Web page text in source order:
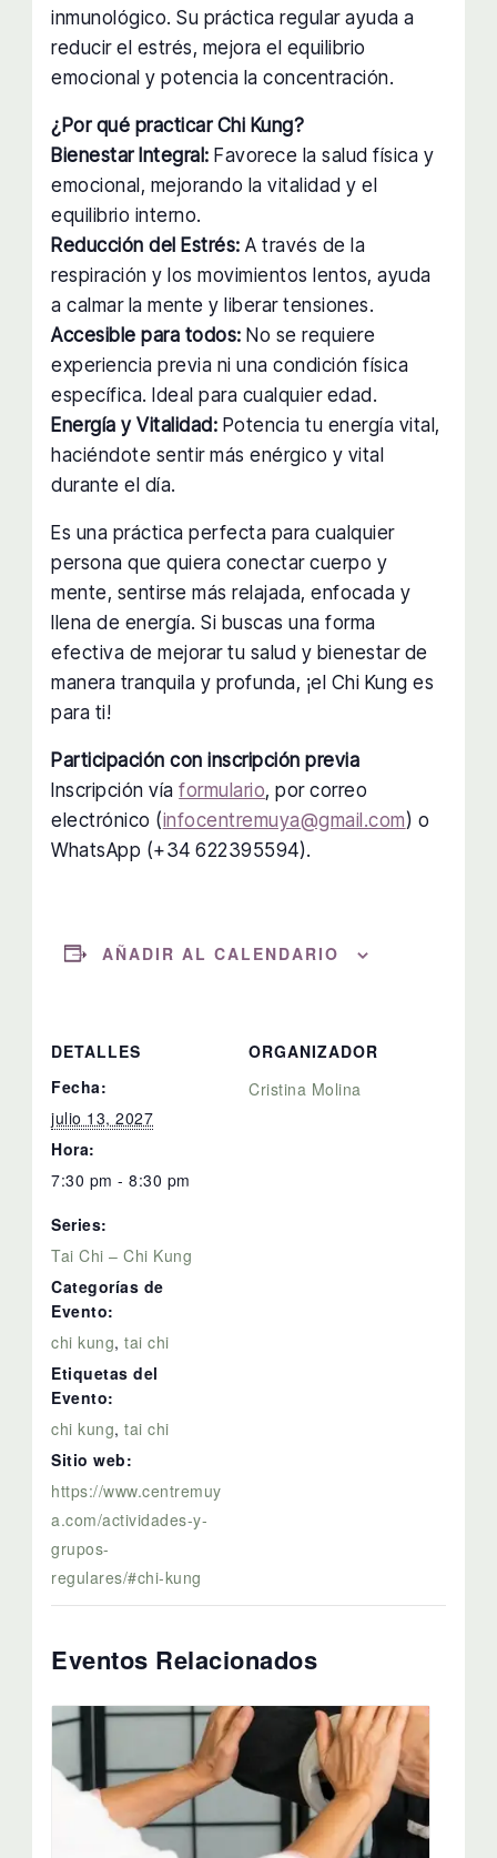
inmunológico. Su práctica regular ayuda a
reducir el estrés, mejora el equilibrio
emocional y potencia la concentración.
¿Por qué practicar Chi Kung?
Bienestar Integral: Favorece la salud física y
emocional, mejorando la vitalidad y el
equilibrio interno.
Reducción del Estrés: A través de la
respiración y los movimientos lentos, ayuda
a calmar la mente y liberar tensiones.
Accesible para todos: No se requiere
experiencia previa ni una condición física
específica. Ideal para cualquier edad.
Energía y Vitalidad: Potencia tu energía vital,
haciéndote sentir más enérgico y vital
durante el día.
Es una práctica perfecta para cualquier
persona que quiera conectar cuerpo y
mente, sentirse más relajada, enfocada y
llena de energía. Si buscas una forma
efectiva de mejorar tu salud y bienestar de
manera tranquila y profunda, ¡el Chi Kung es
para ti!
Participación con inscripción previa
Inscripción víaformulario, por correo
electrónico (infocentremuya@gmail.com) o
WhatsApp (+34 622395594).
AÑADIR AL CALENDARIO
DETALLES
Fecha:
julio 13, 2027
Hora:
7:30 pm - 8:30 pm
Series:
Tai Chi – Chi Kung
Categorías de
Evento:
chi kung,tai chi
Etiquetas del
Evento:
chi kung,tai chi
Sitio web:
https://www.centremuy
a.com/actividades-y-
grupos-
regulares/#chi-kung
ORGANIZADOR
Cristina Molina
Eventos Relacionados